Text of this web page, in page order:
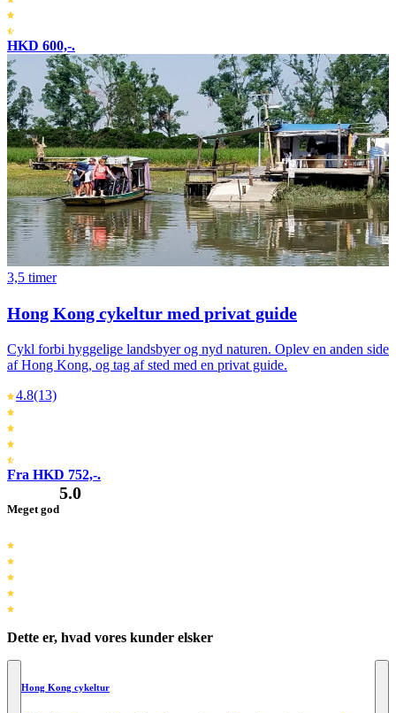
HKD 600,-.
3,5 timer
Hong Kong cykeltur med privat guide
Cykl forbi hyggelige landsbyer og nyd naturen. Oplev en anden side
af Hong Kong, og tag af sted med en privat guide.
4.8(13)
Fra HKD 752,-.
Meget god
5.0
Dette er, hvad vores kunder elsker
Hong Kong cykeltur